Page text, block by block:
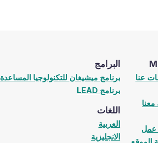
عنا
البرامج
برنامج ميشيغان للتكنولوجيا المساعدة
برنامج LEAD
اللغات
العربية
الانجليزية